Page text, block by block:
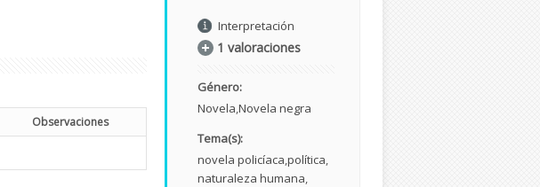
Observaciones
Interpretación
1 valoraciones
Género:
Novela Novela negra
Tema(s):
novela policíaca política
naturaleza humana